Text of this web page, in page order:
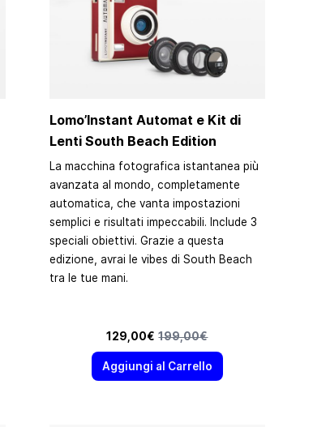
Lomo’Instant Automat e Kit di
Lenti South Beach Edition
La macchina fotografica istantanea più
avanzata al mondo, completamente
automatica, che vanta impostazioni
semplici e risultati impeccabili. Include 3
speciali obiettivi. Grazie a questa
edizione, avrai le vibes di South Beach
tra le tue mani.
Prezzo speciale
129,00€ Prezzo predefinito
199,00€
Aggiungi al Carrello